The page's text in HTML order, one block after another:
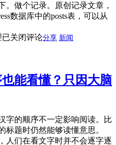
。做个记录。原创记录文章，
数据库中的posts表，可以从
已关闭评论分享 新闻
能看懂？只因大脑
字的顺序不一定影响阅读。比
标题时仍然能够读懂意思。
人们在看文字时并不会逐字逐